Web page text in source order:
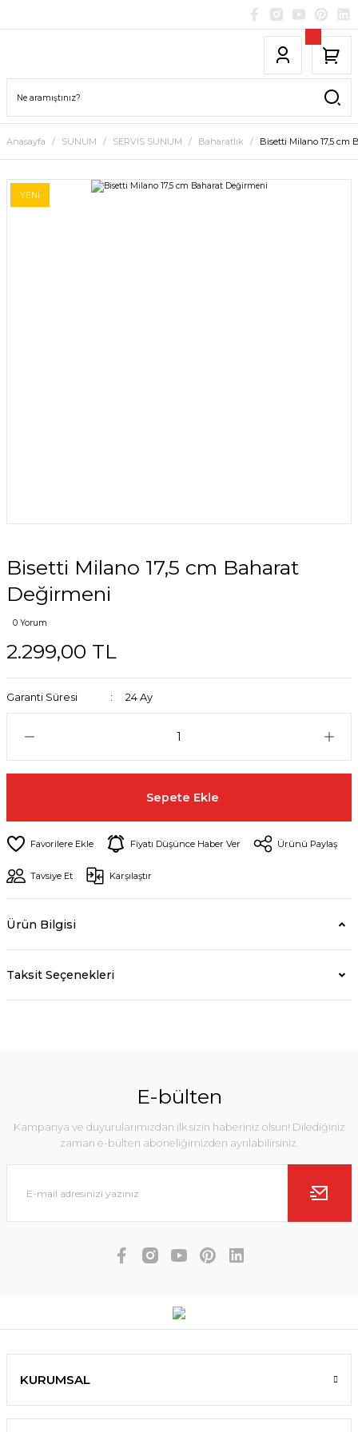
Anasayfa SUNUM SERVİS SUNUM Baharatlık Bisetti Milano 17,5 cm
YENİ
Bisetti Milano 17,5 cm Baharat
Değirmeni
0 Yorum
2.299,00 TL
Garanti Süresi 24 Ay
Sepete Ekle
Fiyatı Düşünce Haber Ver Ürünü Paylaş
Tavsiye Et Karşılaştır
Ürün Bilgisi
Taksit Seçenekleri
E-bülten
Kampanya ve duyurularımızdan ilk sizin haberiniz olsun! Dilediğiniz
zaman e-bülten aboneliğimizden ayrılabilirsiniz.
KURUMSAL